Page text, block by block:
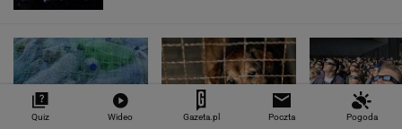
Quiz Wideo Gazeta.pl Poczta Pogoda